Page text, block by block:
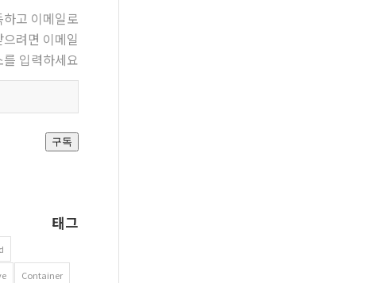
고 이메일로
려면 이메일
를 입력하세요
우편
주소
구독
태그
Container